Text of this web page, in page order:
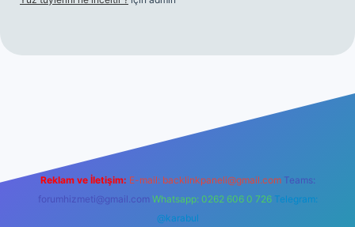
Reklam ve İletişim: E-mail: backlinkpaneli@gmail.com Teams:
forumhizmeti@gmail.com Whatsapp: 0262 606 0 726 Telegram:
@karabul